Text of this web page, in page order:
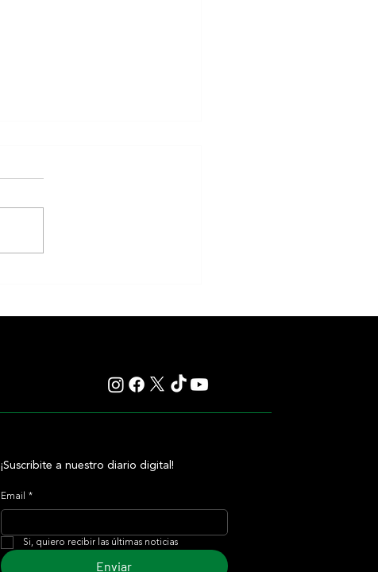
¡Suscribite a nuestro diario digital!
Email *
Si, quiero recibir las últimas noticias
Enviar